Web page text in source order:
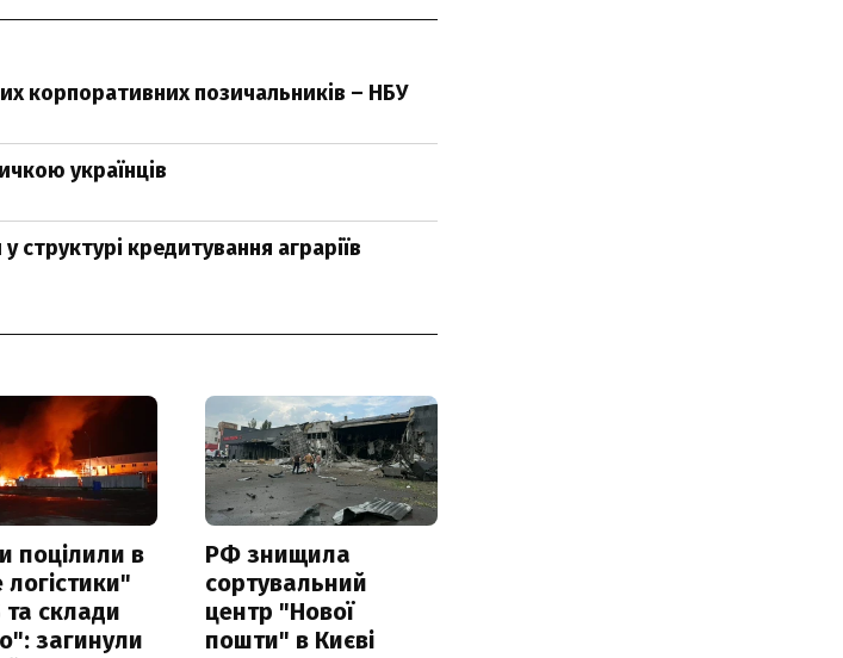
корпоративних позичальників – НБУ
українців
структурі кредитування аграріїв
поцілили в
та склади
загинули
РФ знищила
сортувальний
центр "Нової
пошти" в Києві